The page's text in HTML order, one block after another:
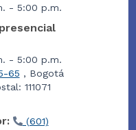
- 5:00 p.m.
- 5:00 p.m.
65 , Bogotá
111071
(601)